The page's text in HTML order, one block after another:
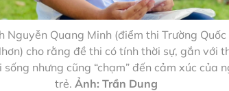
Nguyễn Quang Minh (điểm thi Trường Quốc
cho rằng đề thi có tính thời sự, gắn với
sống nhưng cũng “chạm” đến cảm xúc của
trẻ. Ảnh: Trần Dung